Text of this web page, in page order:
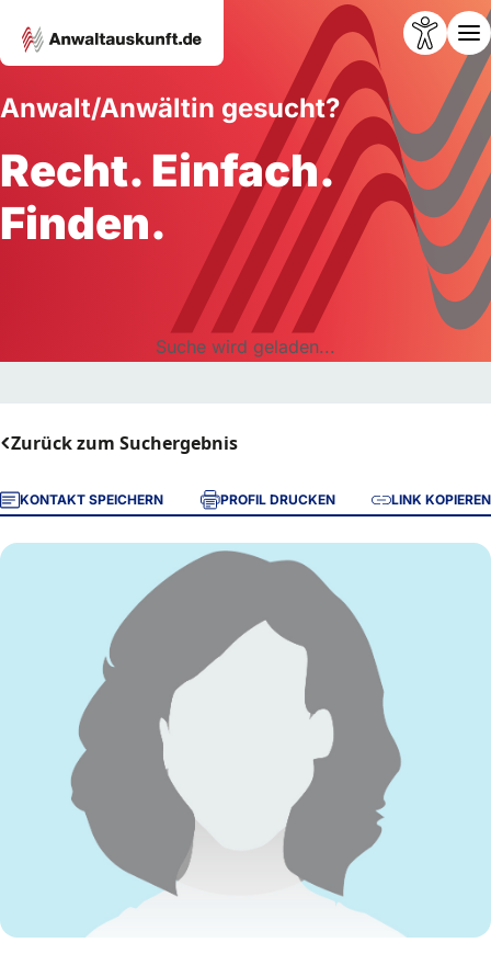
Anwalt/Anwältin gesucht?
Recht. Einfach.
Finden.
Suche wird geladen...
Zurück zum Suchergebnis
KONTAKT SPEICHERN PROFIL DRUCKEN LINK KOPIEREN